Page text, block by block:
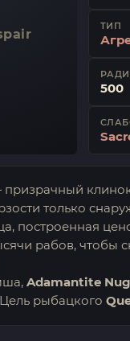
ТИП
500
клинок
только
построенная
рабов, чтобы
Adamantite
рыбацкого